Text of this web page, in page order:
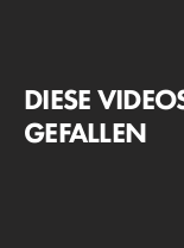
DIESE
GEFALLEN